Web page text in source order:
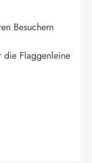
Besuchern
die Flaggenleine